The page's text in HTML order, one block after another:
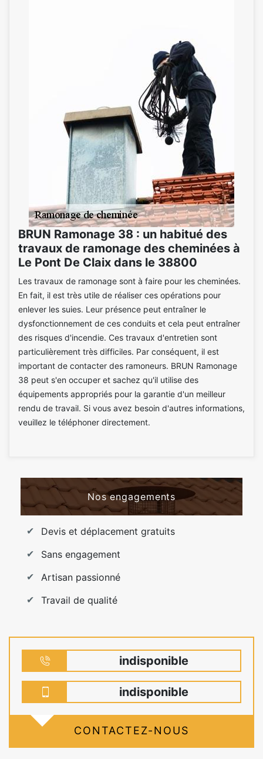
BRUN Ramonage 38 : un habitué des
travaux de ramonage des cheminées à
Le Pont De Claix dans le 38800
Les travaux de ramonage sont à faire pour les cheminées.
En fait, il est très utile de réaliser ces opérations pour
enlever les suies. Leur présence peut entraîner le
dysfonctionnement de ces conduits et cela peut entraîner
des risques d'incendie. Ces travaux d'entretien sont
particulièrement très difficiles. Par conséquent, il est
important de contacter des ramoneurs. BRUN Ramonage
38 peut s'en occuper et sachez qu'il utilise des
équipements appropriés pour la garantie d'un meilleur
rendu de travail. Si vous avez besoin d'autres informations,
veuillez le téléphoner directement.
Nos engagements
Devis et déplacement gratuits
Sans engagement
Artisan passionné
Travail de qualité
indisponible
indisponible
CONTACTEZ-NOUS